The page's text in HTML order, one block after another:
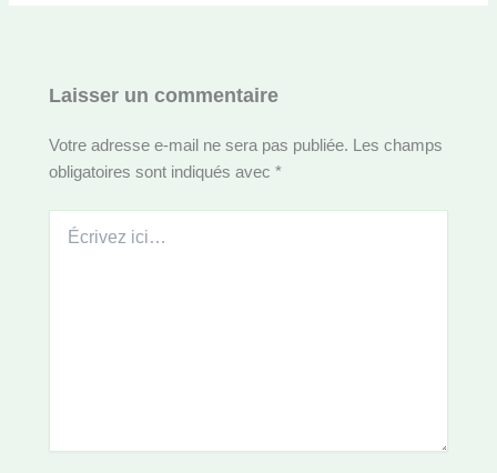
Laisser un commentaire
Votre adresse e-mail ne sera pas publiée.
Les champs
obligatoires sont indiqués avec*
ici…